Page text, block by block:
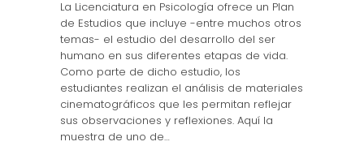
La Licenciatura en Psicología ofrece un Plan
de Estudios que incluye -entre muchos otros
temas- el estudio del desarrollo del ser
humano en sus diferentes etapas de vida.
Como parte de dicho estudio, los
estudiantes realizan el análisis de materiales
cinematográficos que les permitan reflejar
sus observaciones y reflexiones. Aquí la
muestra de uno de…